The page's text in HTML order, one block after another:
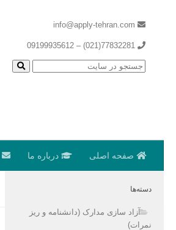
صفحه اصلی درباره ما
دسته‌ها
آزاد سازی مدارک (دانشنامه و ریز
نمرات)